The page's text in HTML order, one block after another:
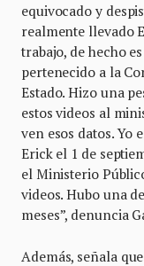
equivocado y
realmente llevado
trabajo, de hecho
pertenecido a la
Estado. Hizo una
estos videos al
ven esos datos. Yo
Erick el 1 de
el Ministerio
videos. Hubo una
meses”, denuncia
Además, señala